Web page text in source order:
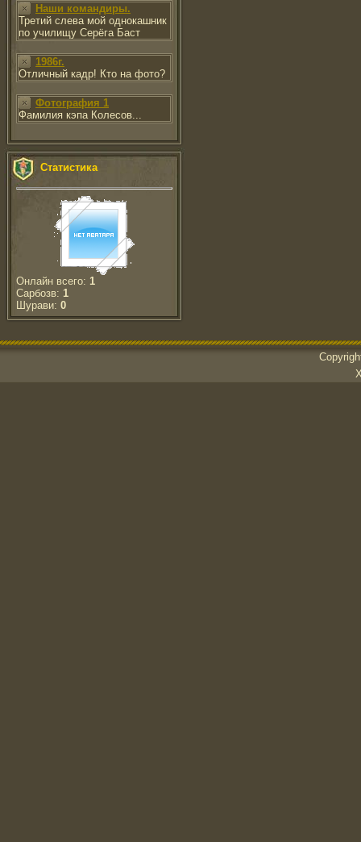
Наши командиры.
Третий слева мой однокашник
по училищу Серёга Баст
1986г.
Отличный кадр! Кто на фото?
Фотография 1
Фамилия кэпа Колесов...
Статистика
Онлайн всего: 1
Сарбозв: 1
Шурави: 0